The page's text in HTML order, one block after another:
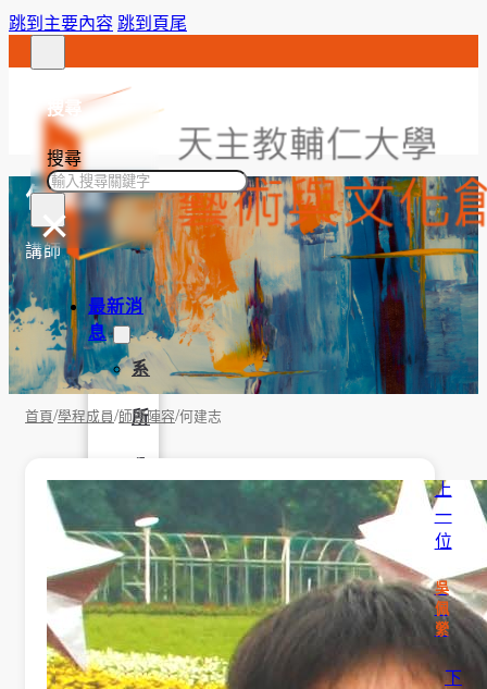
跳到主要內容 跳到頁尾
搜尋
搜尋
×
最新消
息
系
所
告
招
生
活
何建志
講師
首頁/學程成員/師資陣容/何建志
上
一
位
吳
佩
縈
下